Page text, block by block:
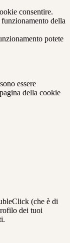
consentire.
della
potete
essere
della cookie
(che è di
dei tuoi